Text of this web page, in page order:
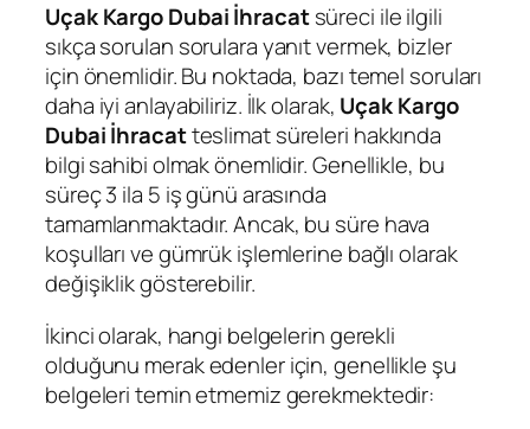
Uçak Kargo Dubai İhracatsüreci ile ilgili
sıkça sorulan sorulara yanıt vermek, bizler
için önemlidir. Bu noktada, bazı temel soruları
daha iyi anlayabiliriz. İlk olarak, Uçak Kargo
Dubai İhracatteslimat süreleri hakkında
bilgi sahibi olmak önemlidir. Genellikle, bu
süreç 3 ila 5 iş günü arasında
tamamlanmaktadır. Ancak, bu süre hava
koşulları ve gümrük işlemlerine bağlı olarak
değişiklik gösterebilir.
İkinci olarak, hangi belgelerin gerekli
olduğunu merak edenler için, genellikle şu
belgeleri temin etmemiz gerekmektedir: